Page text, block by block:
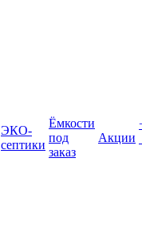
ЭКО-
септики
Ёмкости
под
заказ
Акции